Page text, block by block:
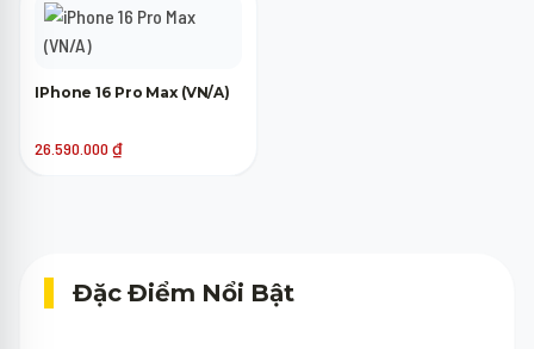
IPhone 16 Pro Max (VN/A)
26.590.000 ₫
Đặc Điểm Nổi Bật